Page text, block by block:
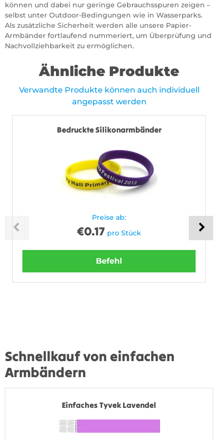
können und dabei nur geringe Gebrauchsspuren zeigen –
selbst unter Outdoor-Bedingungen wie in Wasserparks.
Als zusätzliche Sicherheit werden alle unsere Papier-
Armbänder fortlaufend nummeriert, um Überprüfung und
Nachvollziehbarkeit zu ermöglichen.
Ähnliche Produkte
Verwandte Produkte können auch individuell
angepasst werden
Bedruckte Silikonarmbänder
Preise ab:
€0.17 pro Stück
Befehl
Schnellkauf von einfachen
Armbändern
Einfaches Tyvek Lavendel